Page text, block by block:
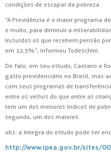
condições de escapar da pobreza.
“A Previdência é o maior programa
e muito, para diminuir a
incluídos os que recebem pensão
em 12,3%”, informou Todeschini.
De fato, em seu estudo, Caetano e
gasto previdenciário no Brasil, mas
com seus programas de
entre os velhos do que entre as
tem um dos menores índices de
segundo, um dos maiores.
obs: a íntegra do estudo pode ser
http://www.ipea.gov.br/sites/